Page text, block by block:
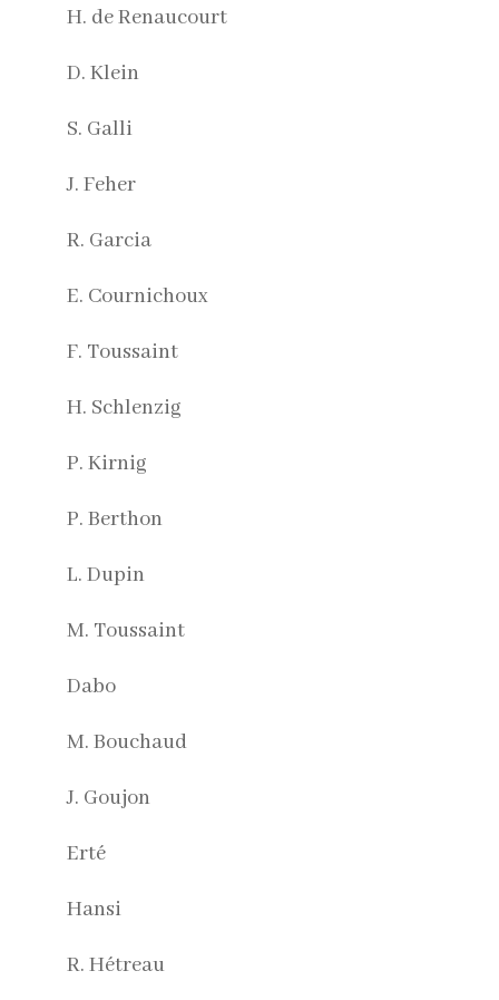
H. de Renaucourt
D. Klein
S. Galli
J. Feher
R. Garcia
E. Cournichoux
F. Toussaint
H. Schlenzig
P. Kirnig
P. Berthon
L. Dupin
M. Toussaint
Dabo
M. Bouchaud
J. Goujon
Erté
Hansi
R. Hétreau